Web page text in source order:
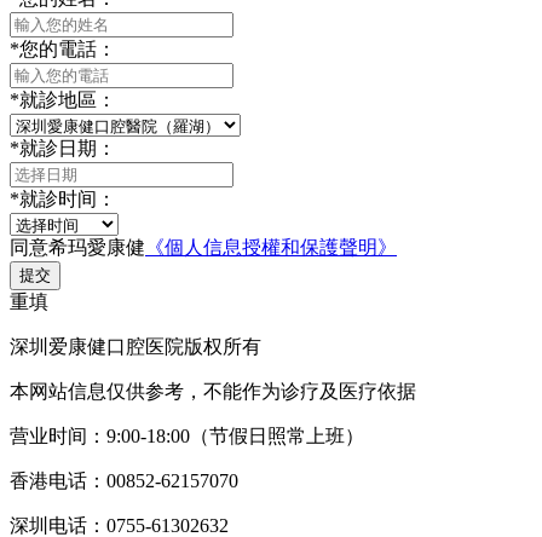
*您的電話：
*就診地區：
*就診日期：
*就診时间：
同意希玛愛康健 《個人信息授權和保護聲明》
提交
重填
深圳爱康健口腔医院版权所有
本网站信息仅供参考，不能作为诊疗及医疗依据
营业时间：9:00-18:00（节假日照常上班）
香港电话：00852-62157070
深圳电话：0755-61302632